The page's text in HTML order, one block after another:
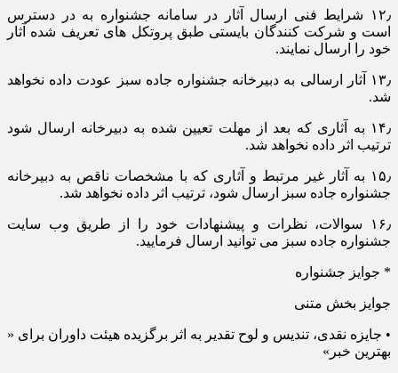
۱۲٫ شرایط فنی ارسال آثار در سامانه جشنواره به در دسترس
است و شرکت کنندگان بایستی طبق پروتکل های تعریف شده آثار
خود را ارسال نمایند.
۱۳٫ آثار ارسالی به دبیرخانه جشنواره جاده سبز عودت داده نخواهد
شد.
۱۴٫ به آثاری که بعد از مهلت تعیین شده به دبیرخانه ارسال شود
ترتیب اثر داده نخواهد شد.
۱۵٫ به آثار غیر مرتبط و آثاری که با مشخصات ناقص به دبیرخانه
جشنواره جاده سبز ارسال شود، ترتیب اثر داده نخواهد شد.
۱۶٫ سوالات، نظرات و پیشنهادات خود را از طریق وب سایت
جشنواره جاده سبز می توانید ارسال فرمایید.
* جوایز جشنواره
جوایز بخش متنی
• جایزه نقدی، تندیس و لوح تقدیر به اثر برگزیده هیئت داوران برای «
بهترین خبر»